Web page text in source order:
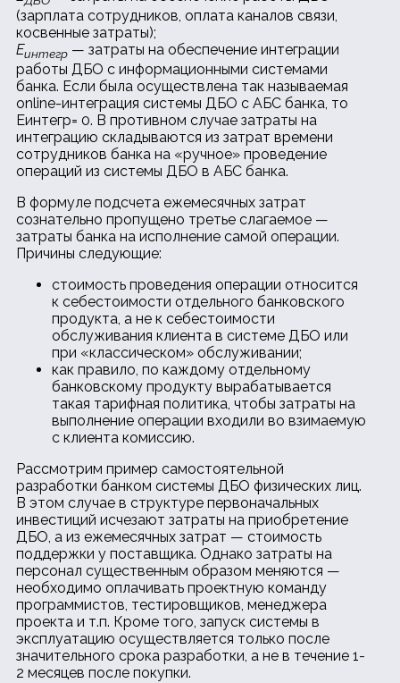
(зарплата сотрудников, оплата каналов связи,
косвенные затраты);
Eинтегр — затраты на обеспечение интеграции
работы ДБО с информационными системами
банка. Если была осуществлена так называемая
online-интеграция системы ДБО с АБС банка, то
Eинтегр= 0. В противном случае затраты на
интеграцию складываются из затрат времени
сотрудников банка на «ручное» проведение
операций из системы ДБО в АБС банка.
В формуле подсчета ежемесячных затрат
сознательно пропущено третье слагаемое —
затраты банка на исполнение самой операции.
Причины следующие:
стоимость проведения операции относится
к себестоимости отдельного банковского
продукта, а не к себестоимости
обслуживания клиента в системе ДБО или
при «классическом» обслуживании;
как правило, по каждому отдельному
банковскому продукту вырабатывается
такая тарифная политика, чтобы затраты на
выполнение операции входили во взимаемую
с клиента комиссию.
Рассмотрим пример самостоятельной
разработки банком системы ДБО физических лиц.
В этом случае в структуре первоначальных
инвестиций исчезают затраты на приобретение
ДБО, а из ежемесячных затрат — стоимость
поддержки у поставщика. Однако затраты на
персонал существенным образом меняются —
необходимо оплачивать проектную команду
программистов, тестировщиков, менеджера
проекта и т.п. Кроме того, запуск системы в
эксплуатацию осуществляется только после
значительного срока разработки, а не в течение 1-
2 месяцев после покупки.